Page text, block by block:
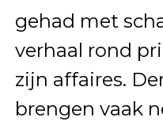
gehad met
verhaal rond
zijn affaires.
brengen vaak